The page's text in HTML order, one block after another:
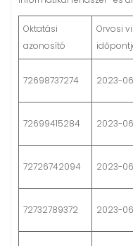
Oktatási
azonosító
Orvosi
72698737274 2023-
72699415284 2023-
72726742094 2023-
72732789372 2023-